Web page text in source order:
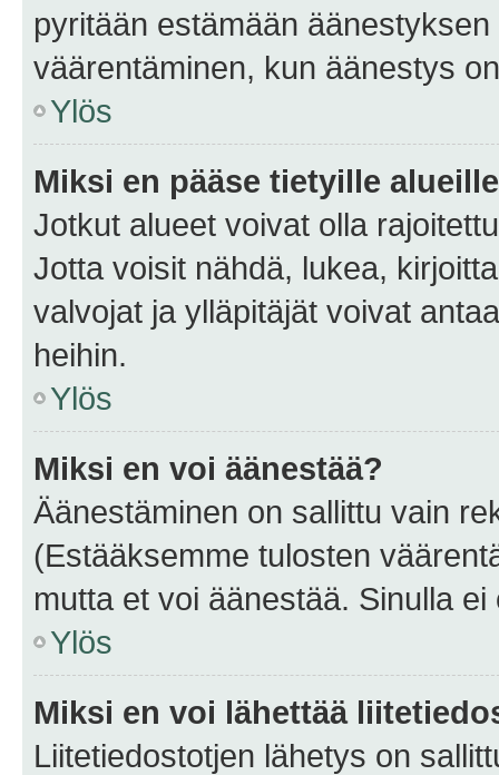
pyritään estämään
väärentäminen, kun äänestys
Ylös
Miksi en pääse tietyille
Jotkut alueet voivat olla
Jotta voisit nähdä, lukea,
valvojat ja ylläpitäjät voivat
heihin.
Ylös
Miksi en voi äänestää?
Äänestäminen on sallittu vain
(Estääksemme tulosten
mutta et voi äänestää. Sinulla
Ylös
Miksi en voi lähettää
Liitetiedostotjen lähetys on